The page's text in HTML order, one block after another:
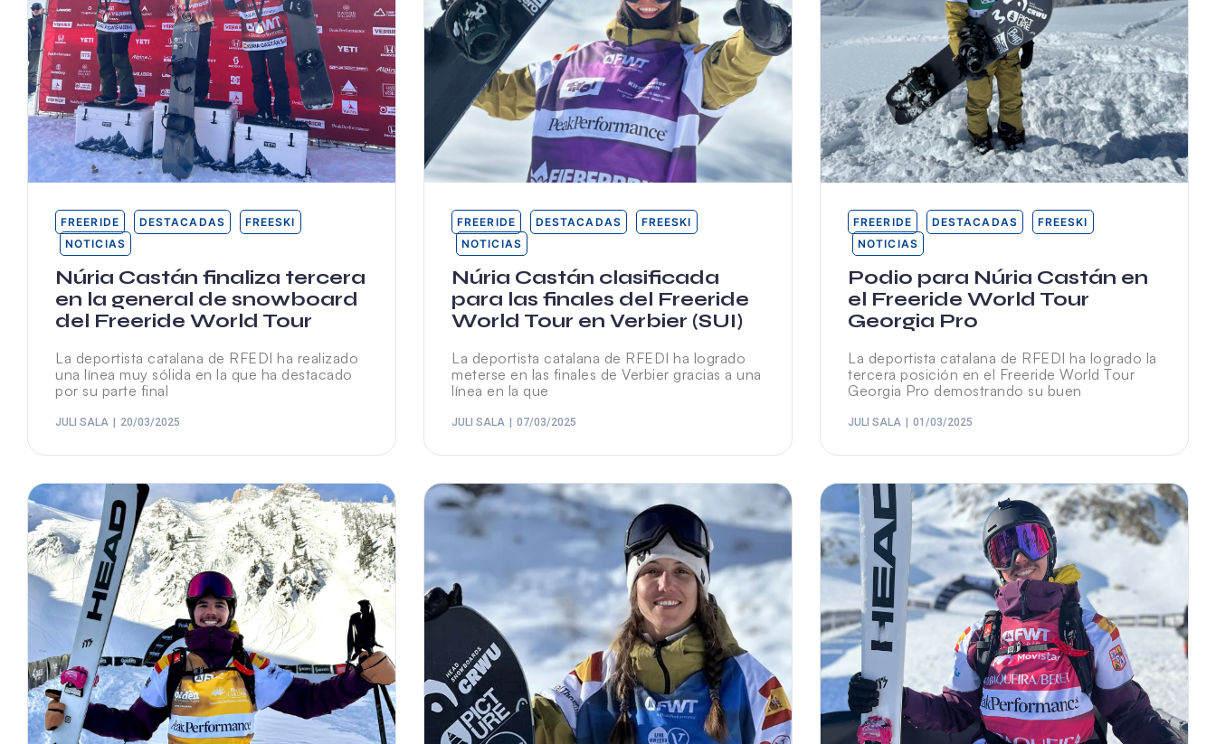
FREERIDE DESTACADAS
FREESKI
NOTICIAS
Núria Castán finaliza tercera
en la general de snowboard
del Freeride World Tour
La deportista catalana de RFEDI ha realizado
una línea muy sólida en la que ha destacado
por su parte final
JULI SALA 20/03/2025
FREERIDE DESTACADAS
FREESKI
NOTICIAS
Núria Castán clasificada
para las finales del Freeride
World Tour en Verbier (SUI)
La deportista catalana de RFEDI ha logrado
meterse en las finales de Verbier gracias a una
línea en la que
JULI SALA 07/03/2025
FREERIDE DESTACADAS
FREESKI
NOTICIAS
Podio para Núria Castán en
el Freeride World Tour
Georgia Pro
La deportista catalana de RFEDI ha logrado la
tercera posición en el Freeride World Tour
Georgia Pro demostrando su buen
JULI SALA 01/03/2025